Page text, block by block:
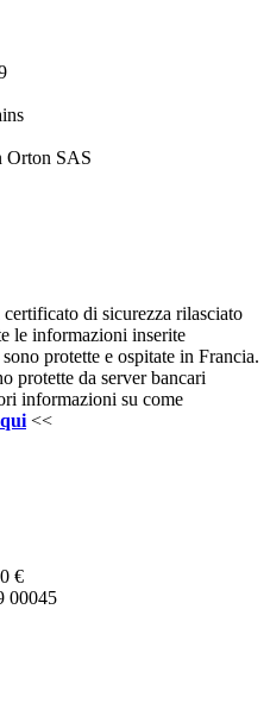
Orton SAS
di sicurezza rilasciato
le informazioni inserite
protette e ospitate in Francia.
protette da server bancari
informazioni su come
<<
€
00045